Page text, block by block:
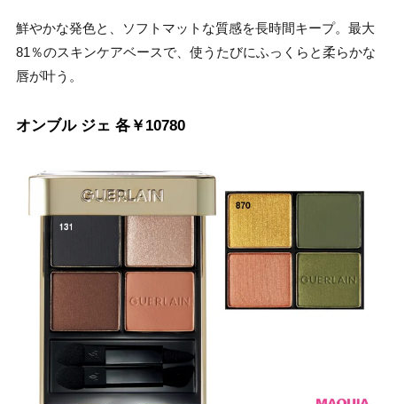
鮮やかな発色と、ソフトマットな質感を長時間キープ。最大
81％のスキンケアベースで、使うたびにふっくらと柔らかな
唇が叶う。
オンブル ジェ 各￥10780